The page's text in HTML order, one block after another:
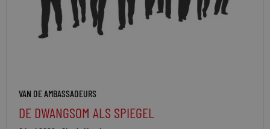
VAN DE AMBASSADEURS
DE DWANGSOM ALS SPIEGEL